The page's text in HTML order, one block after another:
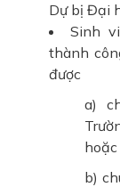
Dự bị Đại
Sinh
thành
được
a)
hoặc
b)